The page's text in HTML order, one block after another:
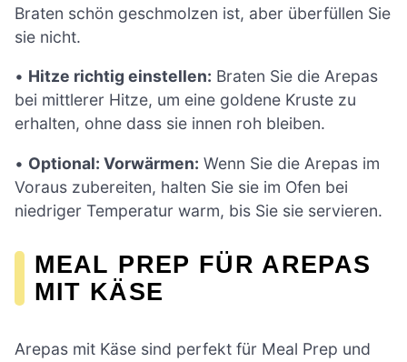
Braten schön geschmolzen ist, aber überfüllen Sie
sie nicht.
• Hitze richtig einstellen: Braten Sie die Arepas
bei mittlerer Hitze, um eine goldene Kruste zu
erhalten, ohne dass sie innen roh bleiben.
• Optional: Vorwärmen: Wenn Sie die Arepas im
Voraus zubereiten, halten Sie sie im Ofen bei
niedriger Temperatur warm, bis Sie sie servieren.
MEAL PREP FÜR AREPAS
MIT KÄSE
Arepas mit Käse sind perfekt für Meal Prep und